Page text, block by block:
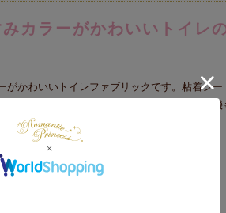
カラーがかわいいトイレ
がかわいいトイレファブリックです。粘着シー
きるから迷わず安心で取り付けも簡単！洗濯機
す♪